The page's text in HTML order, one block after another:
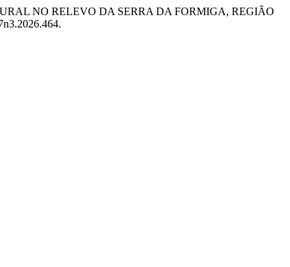
NO RELEVO DA SERRA DA FORMIGA, REGIÃO